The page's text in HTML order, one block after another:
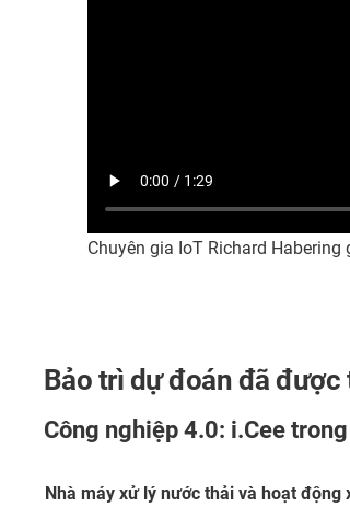
Chuyên gia IoT Richard
Bảo trì dự đoán đã
Công nghiệp 4.0: i.Cee
Nhà máy xử lý nước thải và hoạt động